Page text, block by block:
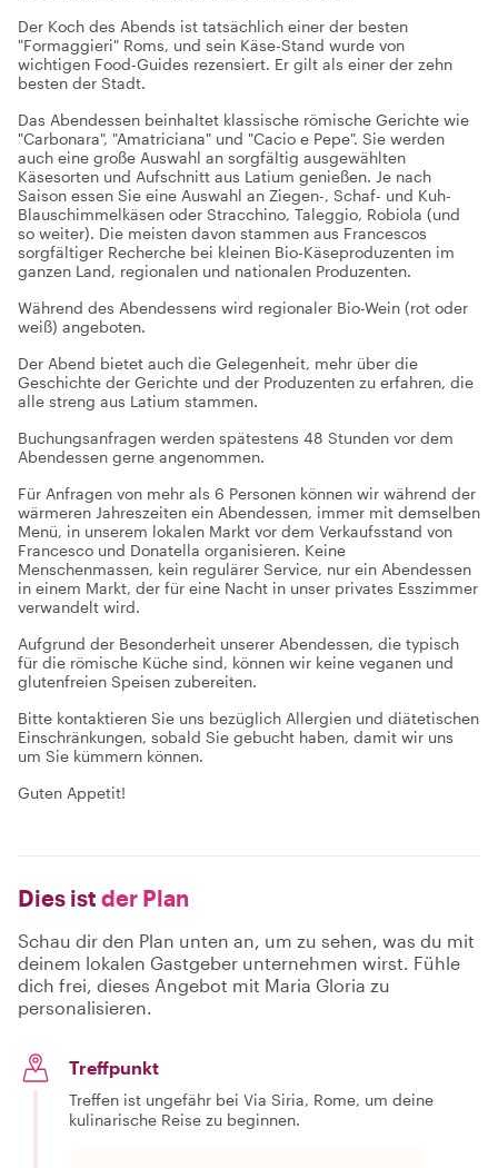
Der Koch des Abends ist tatsächlich einer der besten
"Formaggieri" Roms, und sein Käse-Stand wurde von
wichtigen Food-Guides rezensiert. Er gilt als einer der zehn
besten der Stadt.
Das Abendessen beinhaltet klassische römische Gerichte wie
"Carbonara", "Amatriciana" und "Cacio e Pepe". Sie werden
auch eine große Auswahl an sorgfältig ausgewählten
Käsesorten und Aufschnitt aus Latium genießen. Je nach
Saison essen Sie eine Auswahl an Ziegen-, Schaf- und Kuh-
Blauschimmelkäsen oder Stracchino, Taleggio, Robiola (und
so weiter). Die meisten davon stammen aus Francescos
sorgfältiger Recherche bei kleinen Bio-Käseproduzenten im
ganzen Land, regionalen und nationalen Produzenten.
Während des Abendessens wird regionaler Bio-Wein (rot oder
weiß) angeboten.
Der Abend bietet auch die Gelegenheit, mehr über die
Geschichte der Gerichte und der Produzenten zu erfahren, die
alle streng aus Latium stammen.
Buchungsanfragen werden spätestens 48 Stunden vor dem
Abendessen gerne angenommen.
Für Anfragen von mehr als 6 Personen können wir während der
wärmeren Jahreszeiten ein Abendessen, immer mit demselben
Menü, in unserem lokalen Markt vor dem Verkaufsstand von
Francesco und Donatella organisieren. Keine
Menschenmassen, kein regulärer Service, nur ein Abendessen
in einem Markt, der für eine Nacht in unser privates Esszimmer
verwandelt wird.
Aufgrund der Besonderheit unserer Abendessen, die typisch
für die römische Küche sind, können wir keine veganen und
glutenfreien Speisen zubereiten.
Bitte kontaktieren Sie uns bezüglich Allergien und diätetischen
Einschränkungen, sobald Sie gebucht haben, damit wir uns
um Sie kümmern können.
Guten Appetit!
Dies ist der Plan
Schau dir den Plan unten an, um zu sehen, was du mit
deinem lokalen Gastgeber unternehmen wirst. Fühle
dich frei, dieses Angebot mit Maria Gloria zu
personalisieren.
Treffpunkt
Treffen ist ungefähr bei Via Siria, Rome, um deine
kulinarische Reise zu beginnen.